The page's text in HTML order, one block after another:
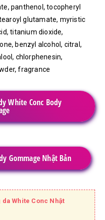
panthenol, tocopheryl
glutamate, myristic
titanium dioxide,
benzyl alcohol, citral,
chlorphenesin,
fragrance
White Conc Body
Gommage Nhật Bản
White Conc Nhật